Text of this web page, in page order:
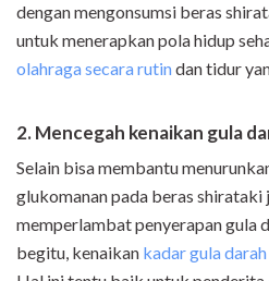
dengan mengonsumsi beras
untuk menerapkan pola hidup
olahraga secara rutindan tidur
2. Mencegah kenaikan gula
Selain bisa membantu
glukomanan pada beras shirataki
memperlambat penyerapan gula
begitu, kenaikan kadar gula darah